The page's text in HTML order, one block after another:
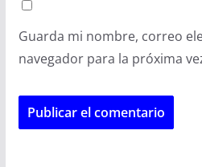
Guarda mi nombre, correo
navegador para la próxima